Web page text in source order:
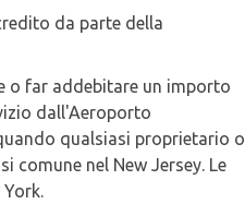
da parte della
o far addebitare un importo
dall'Aeroporto
qualsiasi proprietario o
nel New Jersey. Le